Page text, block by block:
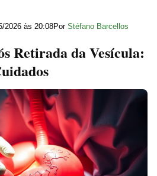
2026 às 20:08Por Stéfano Barcellos
Retirada da Vesícula: